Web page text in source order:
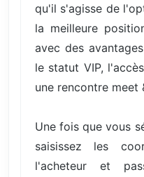
qu'il s'agisse de
la meilleure
avec des
le statut VIP,
une rencontre
Une fois que vous
saisissez les
l'acheteur et